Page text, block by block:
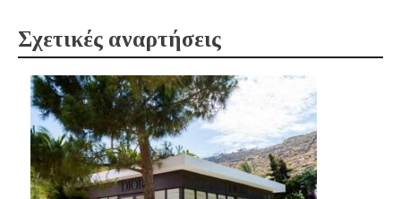
Σχετικές αναρτήσεις